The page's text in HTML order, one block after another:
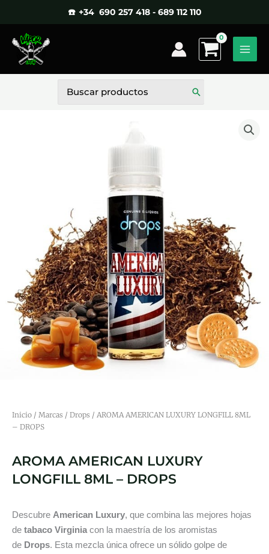
contenido
☎️ +34 690 257 418 - 689 112 110
por:
Inicio / Marcas / Drops / AROMA AMERICAN LUXURY LONGFILL 8ML
– DROPS
AROMA AMERICAN LUXURY
LONGFILL 8ML – DROPS
Descubre American Luxury, que combina las mejores hojas
de tabaco Virginia con la maestría de los aromistas
de Drops. Esta mezcla única ofrece un sólido golpe de